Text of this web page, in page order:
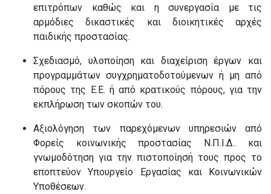
επιτρόπων καθώς και η συνεργασία με τις
αρμόδιες δικαστικές και διοικητικές αρχές
παιδικής προστασίας.
Σχεδιασμό, υλοποίηση και διαχείριση έργων και
προγραμμάτων συγχρηματοδοτούμενων ή μη από
πόρους της Ε.Ε. ή από κρατικούς πόρους, για την
εκπλήρωση των σκοπών του.
Αξιολόγηση των παρεχόμενων υπηρεσιών από
Φορείς κοινωνικής προστασίας Ν.Π.Ι.Δ.. και
γνωμοδότηση για την πιστοποίησή τους προς το
εποπτεύον Υπουργείο Εργασίας και Κοινωνικών
Υποθέσεων.